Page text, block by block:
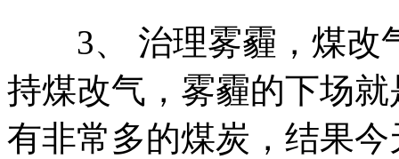
3、 治理雾霾，煤改
持煤改气，雾霾的下场
有非常多的煤炭，结果